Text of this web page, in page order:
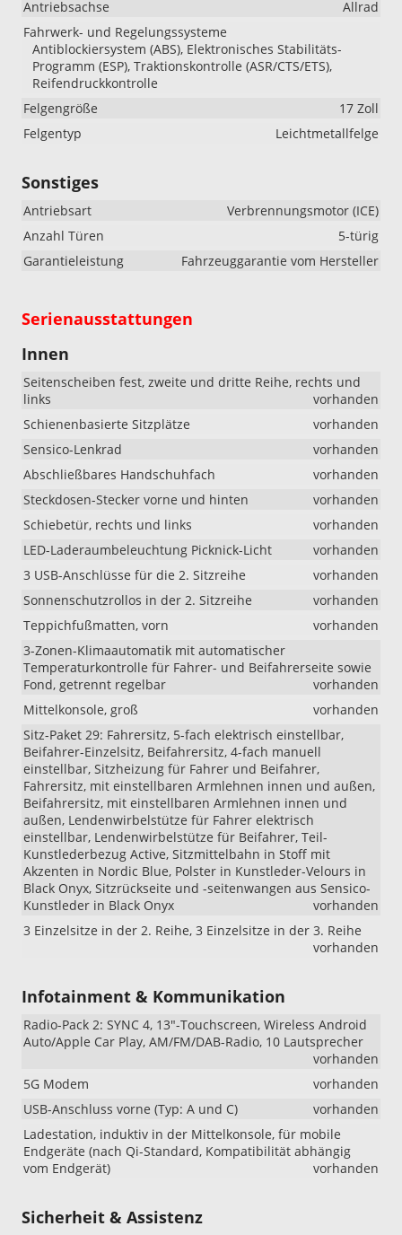
Antriebsachse
Allrad
Fahrwerk- und Regelungssysteme
Antiblockiersystem (ABS), Elektronisches Stabilitäts-
Programm (ESP), Traktionskontrolle (ASR/CTS/ETS),
Reifendruckkontrolle
Felgengröße
17 Zoll
Felgentyp
Leichtmetallfelge
Sonstiges
Antriebsart
Verbrennungsmotor (ICE)
Anzahl Türen
5-türig
Garantieleistung
Fahrzeuggarantie vom Hersteller
Serienausstattungen
Innen
Seitenscheiben fest, zweite und dritte Reihe, rechts und
links
vorhanden
Schienenbasierte Sitzplätze
vorhanden
Sensico-Lenkrad
vorhanden
Abschließbares Handschuhfach
vorhanden
Steckdosen-Stecker vorne und hinten
vorhanden
Schiebetür, rechts und links
vorhanden
LED-Laderaumbeleuchtung Picknick-Licht
vorhanden
3 USB-Anschlüsse für die 2. Sitzreihe
vorhanden
Sonnenschutzrollos in der 2. Sitzreihe
vorhanden
Teppichfußmatten, vorn
vorhanden
3-Zonen-Klimaautomatik mit automatischer
Temperaturkontrolle für Fahrer- und Beifahrerseite sowie
Fond, getrennt regelbar
vorhanden
Mittelkonsole, groß
vorhanden
Sitz-Paket 29: Fahrersitz, 5-fach elektrisch einstellbar,
Beifahrer-Einzelsitz, Beifahrersitz, 4-fach manuell
einstellbar, Sitzheizung für Fahrer und Beifahrer,
Fahrersitz, mit einstellbaren Armlehnen innen und außen,
Beifahrersitz, mit einstellbaren Armlehnen innen und
außen, Lendenwirbelstütze für Fahrer elektrisch
einstellbar, Lendenwirbelstütze für Beifahrer, Teil-
Kunstlederbezug Active, Sitzmittelbahn in Stoff mit
Akzenten in Nordic Blue, Polster in Kunstleder-Velours in
Black Onyx, Sitzrückseite und -seitenwangen aus Sensico-
Kunstleder in Black Onyx
vorhanden
3 Einzelsitze in der 2. Reihe, 3 Einzelsitze in der 3. Reihe
vorhanden
Infotainment & Kommunikation
Radio-Pack 2: SYNC 4, 13"-Touchscreen, Wireless Android
Auto/Apple Car Play, AM/FM/DAB-Radio, 10 Lautsprecher
vorhanden
5G Modem
vorhanden
USB-Anschluss vorne (Typ: A und C)
vorhanden
Ladestation, induktiv in der Mittelkonsole, für mobile
Endgeräte (nach Qi-Standard, Kompatibilität abhängig
vom Endgerät)
vorhanden
Sicherheit & Assistenz